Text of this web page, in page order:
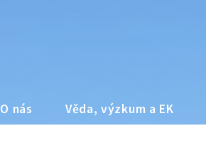
O nás Věda, výzkum a EK